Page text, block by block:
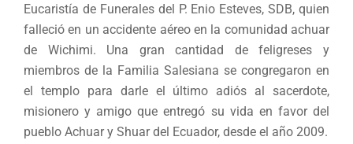
Eucaristía de Funerales del P. Enio Esteves, SDB, quien
falleció en un accidente aéreo en la comunidad achuar
de Wichimi. Una gran cantidad de feligreses y
miembros de la Familia Salesiana se congregaron en
el templo para darle el último adiós al sacerdote,
misionero y amigo que entregó su vida en favor del
pueblo Achuar y Shuar del Ecuador, desde el año 2009.